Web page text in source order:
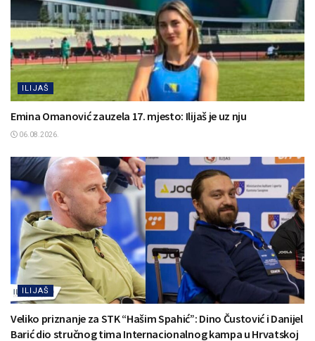
ILIJAŠ
Emina Omanović zauzela 17. mjesto: Ilijaš je uz nju
06.08.2026.
ILIJAŠ
Veliko priznanje za STK “Hašim Spahić”: Dino Čustović i Danijel
Barić dio stručnog tima Internacionalnog kampa u Hrvatskoj